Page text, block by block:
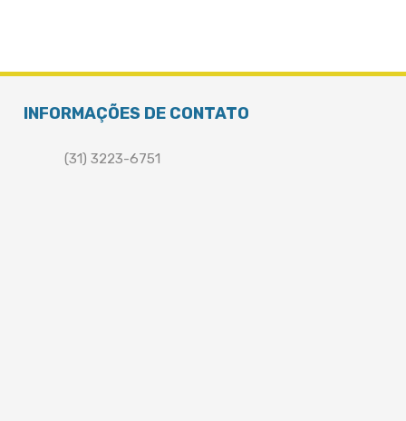
INFORMAÇÕES DE CONTATO
(31) 3223-6751